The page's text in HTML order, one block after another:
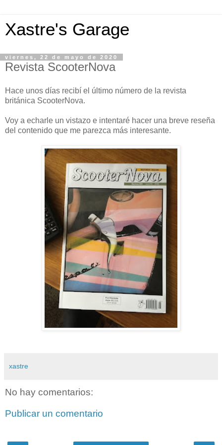
Xastre's Garage
viernes, 22 de mayo de 2020
Revista ScooterNova
Hace unos días recibí el último número de la revista
británica ScooterNova.
Voy a echarle un vistazo e intentaré hacer una breve reseña
del contenido que me parezca más interesante.
xastre
No hay comentarios:
Publicar un comentario